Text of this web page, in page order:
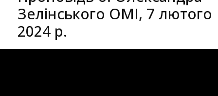
Зелінського ОМІ, 7 лютого
2024 р.